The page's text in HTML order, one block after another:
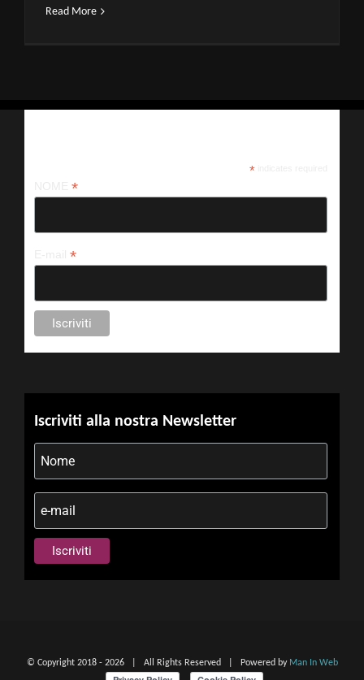
Read More
*indicates required
*
*
Iscriviti alla nostra Newsletter
© Copyright 2018 - 2026 | All Rights Reserved | Powered by Man In Web